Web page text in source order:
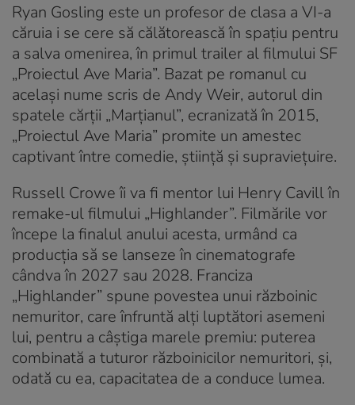
Ryan Gosling este un profesor de clasa a VI-a
căruia i se cere să călătorească în spațiu pentru
a salva omenirea, în primul trailer al filmului SF
„Proiectul Ave Maria”. Bazat pe romanul cu
același nume scris de Andy Weir, autorul din
spatele cărții „Marțianul”, ecranizată în 2015,
„Proiectul Ave Maria” promite un amestec
captivant între comedie, știință și supraviețuire.
Russell Crowe îi va fi mentor lui Henry Cavill în
remake-ul filmului „Highlander”. Filmările vor
începe la finalul anului acesta, urmând ca
producția să se lanseze în cinematografe
cândva în 2027 sau 2028. Franciza
„Highlander” spune povestea unui războinic
nemuritor, care înfruntă alți luptători asemeni
lui, pentru a câștiga marele premiu: puterea
combinată a tuturor războinicilor nemuritori, și,
odată cu ea, capacitatea de a conduce lumea.